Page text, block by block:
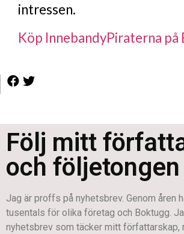
intressen.
Köp InnebandyPiraterna på
Följ mitt
och följetongen
Jag är proffs på nyhetsbrev. Genom åren
tusentals för olika företag och Boktugg.
nyhetsbrev som täcker mitt författarskap,